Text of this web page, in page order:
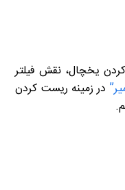
یخچال، نقش فیلتر
در زمینه ریست کردن